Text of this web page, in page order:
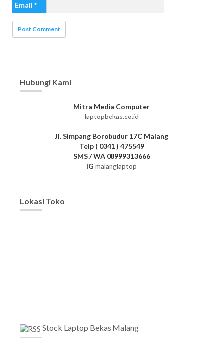
Email *
Hubungi Kami
Mitra Media Computer
laptopbekas.co.id
Jl. Simpang Borobudur 17C Malang
Telp ( 0341 ) 475549
SMS / WA 08999313666
IG malanglaptop
Lokasi Toko
Stock Laptop Bekas Malang